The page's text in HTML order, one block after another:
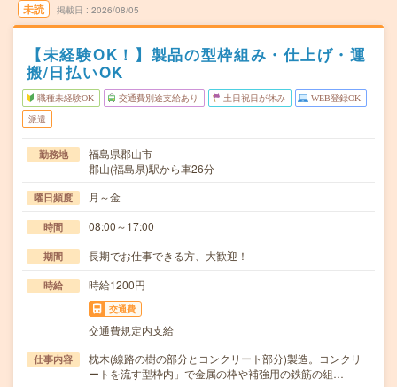
未読 掲載日 2026/08/05
【未経験OK！】製品の型枠組み・仕上げ・運
搬/日払いOK
職種未経験OK 交通費別途支給あり 土日祝日が休み WEB登録OK
派遣
勤務地
福島県郡山市
郡山(福島県)駅から車26分
曜日頻度 月～金
時間 08:00～17:00
期間 長期でお仕事できる方、大歓迎！
時給 時給1200円
交通費
交通費規定内支給
仕事内容
枕木(線路の樹の部分とコンクリート部分)製造。コンクリ
ートを流す型枠内」で金属の枠や補強用の鉄筋の組…